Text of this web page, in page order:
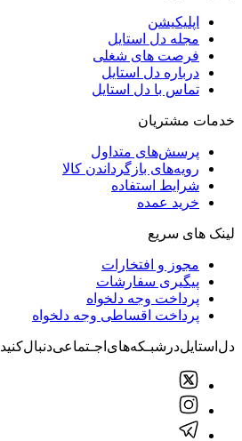
اپلیکیشن
مجله دل استایل
فرصت های شغلی
درباره دل استایل
تماس با دل استایل
خدمات مشتریان
پرسش‌های متداول
رویه‌های بازگرداندن کالا
شرایط استفاده
خرید عمده
لینک های سریع
مجوز و افتخارات
پیگیری سفارشات
پرداخت وجه دلخواه
پرداخت اقساطی وجه دلخواه
دل‌استایل‌در‌‌شبـکه‌های‌اجـتماعی‌دنبال‌کنید